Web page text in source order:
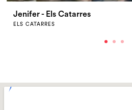
Jenifer - Els Catarres
ELS CATARRES